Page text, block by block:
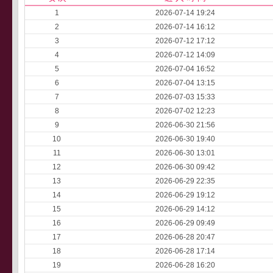
1
2026-07-14 19:24
2
2026-07-14 16:12
3
2026-07-12 17:12
4
2026-07-12 14:09
5
2026-07-04 16:52
6
2026-07-04 13:15
7
2026-07-03 15:33
8
2026-07-02 12:23
9
2026-06-30 21:56
10
2026-06-30 19:40
11
2026-06-30 13:01
12
2026-06-30 09:42
13
2026-06-29 22:35
14
2026-06-29 19:12
15
2026-06-29 14:12
16
2026-06-29 09:49
17
2026-06-28 20:47
18
2026-06-28 17:14
19
2026-06-28 16:20